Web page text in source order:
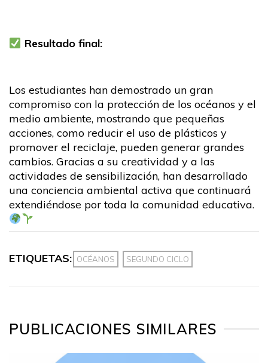
Resultado final:
Los estudiantes han demostrado un gran
compromiso con la protección de los océanos y el
medio ambiente, mostrando que pequeñas
acciones, como reducir el uso de plásticos y
promover el reciclaje, pueden generar grandes
cambios. Gracias a su creatividad y a las
actividades de sensibilización, han desarrollado
una conciencia ambiental activa que continuará
extendiéndose por toda la comunidad educativa.
ETIQUETAS: OCÉANOS SEGUNDO CICLO
PUBLICACIONES SIMILARES